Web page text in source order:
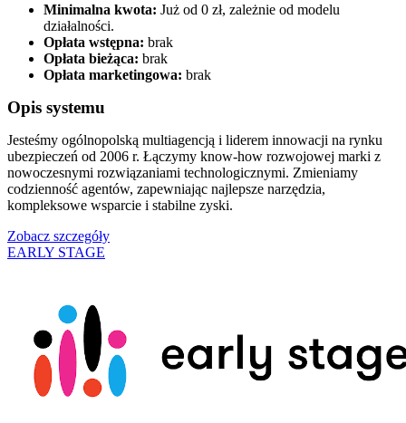
Minimalna kwota: Już od 0 zł, zależnie od modelu
działalności.
Opłata wstępna: brak
Opłata bieżąca: brak
Opłata marketingowa: brak
Opis systemu
Jesteśmy ogólnopolską multiagencją i liderem innowacji na rynku
ubezpieczeń od 2006 r. Łączymy know-how rozwojowej marki z
nowoczesnymi rozwiązaniami technologicznymi. Zmieniamy
codzienność agentów, zapewniając najlepsze narzędzia,
kompleksowe wsparcie i stabilne zyski.
Zobacz szczegóły
EARLY STAGE